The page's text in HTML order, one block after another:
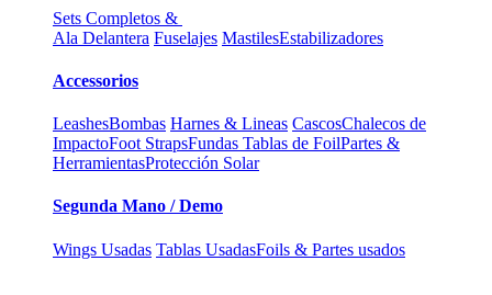
Sets Completos &
Ala Delantera Fuselajes MastilesEstabilizadores
Accessorios
LeashesBombas Harnes & Lineas CascosChalecos de
ImpactoFoot StrapsFundas Tablas de FoilPartes &
HerramientasProtección Solar
Segunda Mano / Demo
Wings Usadas Tablas UsadasFoils & Partes usados